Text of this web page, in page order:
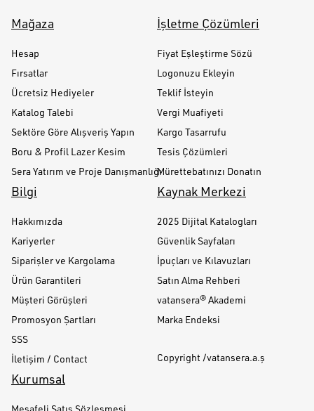
Mağaza
Hesap
Fırsatlar
Ücretsiz Hediyeler
Katalog Talebi
Sektöre Göre Alışveriş Yapın
Boru & Profil Lazer Kesim
Sera Yatırım ve Proje Danışmanlığı
İşletme Çözümleri
Fiyat Eşleştirme Sözü
Logonuzu Ekleyin
Teklif İsteyin
Vergi Muafiyeti
Kargo Tasarrufu
Tesis Çözümleri
Mürettebatınızı Donatın
Bilgi
Hakkımızda
Kariyerler
Siparişler ve Kargolama
Ürün Garantileri
Müşteri Görüşleri
Promosyon Şartları
SSS
İletişim / Contact
Kaynak Merkezi
2025 Dijital Katalogları
Güvenlik Sayfaları
İpuçları ve Kılavuzları
Satın Alma Rehberi
vatansera® Akademi
Marka Endeksi
Copyright /vatansera.a.ş
Kurumsal
Mesafeli Satış Sözleşmesi